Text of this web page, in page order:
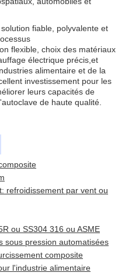
fiable, polyvalente et
flexible, choix des matériaux
électrique précis,et
alimentaire et de la
investissement pour les
leurs capacités de
de haute qualité.
refroidissement par vent ou
ou SS304 316 ou ASME
sous pression automatisées
composite
l'industrie alimentaire